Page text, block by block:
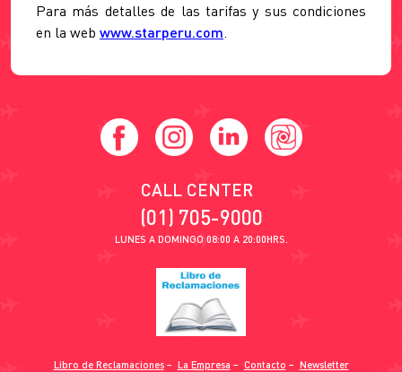
Para más detalles de las tarifas y sus condiciones
en la web www.starperu.com
CALL CENTER
(01) 705-9000
LUNES A DOMINGO 08:00 A 20:00HRS.
Libro de Reclamaciones− La Empresa − Contacto − Newsletter